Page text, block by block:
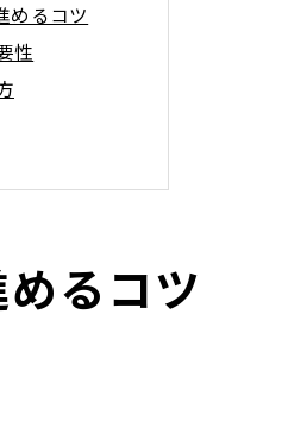
めるコツ
性
法
する方法
解説るコツ